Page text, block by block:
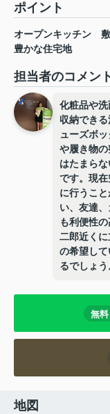
ポイント
オープンキッチン
豊かな住宅地
担当者のコメン
化粧品や
収納でき
ューズボ
や履き物
はたまら
です。現
に行うこ
い、友達
も利便性
二郎近く
の希望し
るでしょう
無料
地図